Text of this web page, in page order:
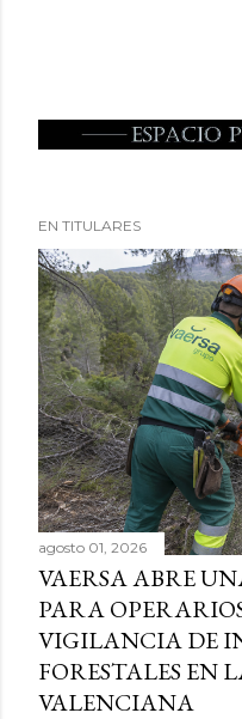
EN TITULARES
agosto 01, 2026
VAERSA ABRE
PARA
VIGILANCIA DE
FORESTALES EN
VALENCIANA